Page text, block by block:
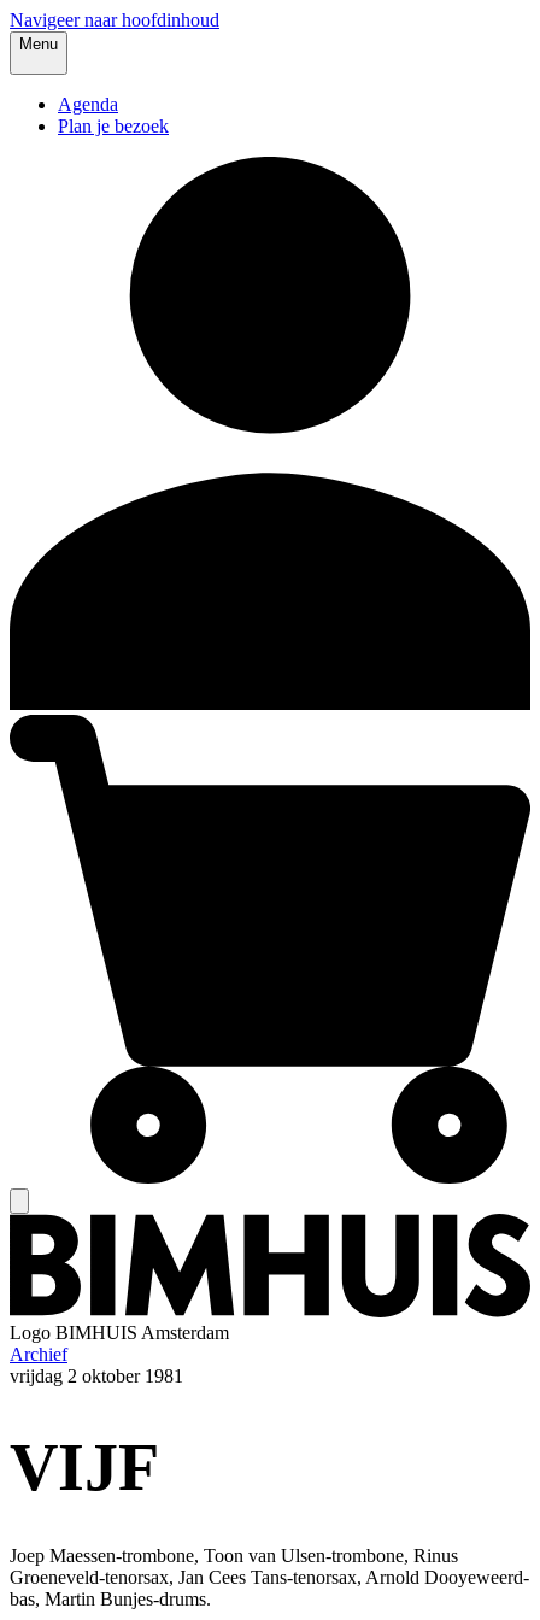
Navigeer naar hoofdinhoud
Menu
Agenda
Plan je bezoek
Logo BIMHUIS Amsterdam
Archief
vrijdag 2 oktober 1981
VIJF
Joep Maessen-trombone, Toon van Ulsen-trombone, Rinus
Groeneveld-tenorsax, Jan Cees Tans-tenorsax, Arnold Dooyeweerd-
bas, Martin Bunjes-drums.